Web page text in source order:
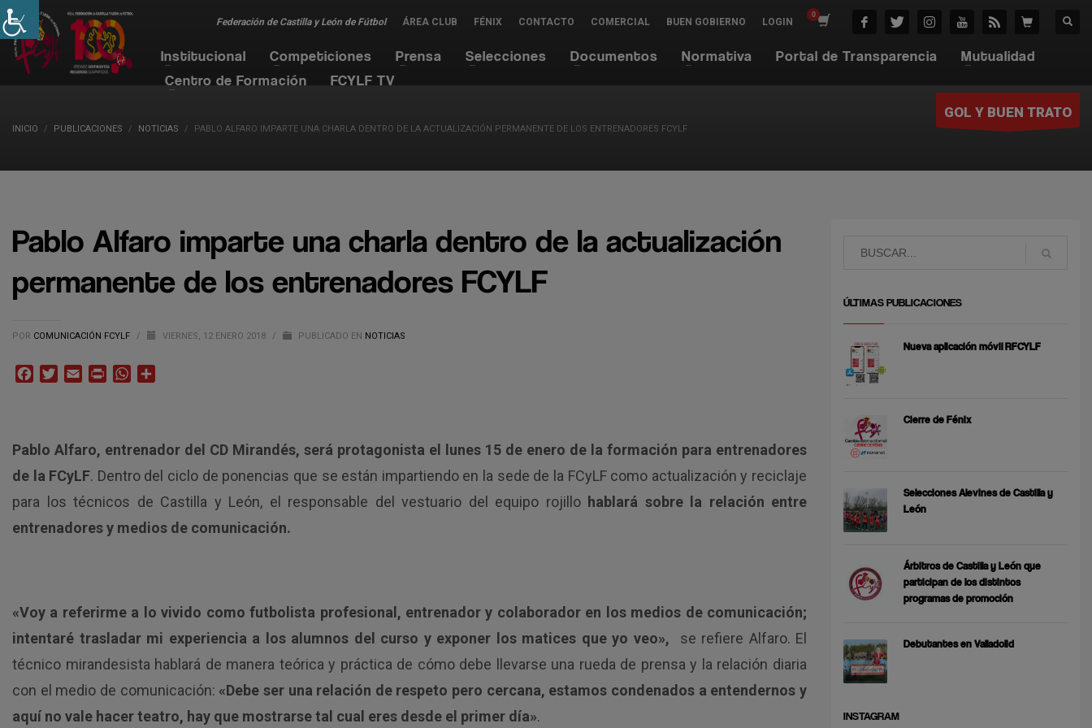
Federación de Castilla y León de Fútbol ÁREA CLUB FÉNIX CONTACTO COMERCIAL BUEN GOBIERNO LOGIN
Institucional Competiciones Prensa Selecciones Documentos Normativa Portal de Transparencia
Mutualidad
Centro de Formación
FCYLF TV
GOL Y BUEN TRATO
INICIO PUBLICACIONES NOTICIAS PABLO ALFARO IMPARTE UNA CHARLA DENTRO DE LA ACTUALIZACIÓN PERMANENTE DE LOS ENTRENADORES FCYLF
Pablo Alfaro imparte una charla dentro de la actualización
permanente de los entrenadores FCYLF
POR COMUNICACIÓN FCYLF / VIERNES, 12 ENERO 2018 / PUBLICADO EN NOTICIAS
FacebookTwitterEmail Print WhatsApp
Pablo Alfaro, entrenador del CD Mirandés, será protagonista el lunes 15 de enero de la formación para entrenadores
de la FCyLF. Dentro del ciclo de ponencias que se están impartiendo en la sede de la FCyLF como actualización y reciclaje
para los técnicos de Castilla y León, el responsable del vestuario del equipo rojillo hablará sobre la relación entre
entrenadores y medios de comunicación.
«Voy a referirme a lo vivido como futbolista profesional, entrenador y colaborador en los medios de comunicación;
intentaré trasladar mi experiencia a los alumnos del curso y exponer los matices que yo veo»,
se refiere Alfaro. El
técnico mirandesista hablará de manera teórica y práctica de cómo debe llevarse una rueda de prensa y la relación diaria
con el medio de comunicación: «Debe ser una relación de respeto pero cercana, estamos condenados a entendernos y
aquí no vale hacer teatro, hay que mostrarse tal cual eres desde el primer día».
ÚLTIMAS PUBLICACIONES
Nueva aplicación móvil RFCYLF
Cierre de Fénix
Selecciones Alevines de Castilla y
León
Árbitros de Castilla y León que
participan de los distintos
programas de promoción
Debutantes en Valladolid
INSTAGRAM